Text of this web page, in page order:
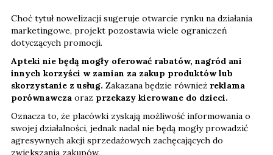
Choć tytuł nowelizacji sugeruje otwarcie rynku na działania
marketingowe, projekt pozostawia wiele ograniczeń
dotyczących promocji.
Apteki nie będą mogły oferować rabatów, nagród ani
innych korzyści w zamian za zakup produktów lub
skorzystanie z usług. Zakazana będzie również reklama
porównawcza oraz przekazy kierowane do dzieci.
Oznacza to, że placówki zyskają możliwość informowania o
swojej działalności, jednak nadal nie będą mogły prowadzić
agresywnych akcji sprzedażowych zachęcających do
zwiększania zakupów.